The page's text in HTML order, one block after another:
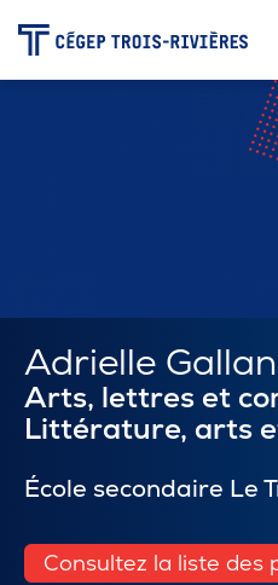
Zone étudiante
Formation
Carrière
Adrielle
Arts, lettres et
Littérature, arts
École secondaire Le
Consultez la liste des